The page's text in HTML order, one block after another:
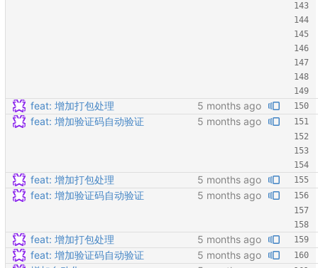
feat: 增加打包处理
feat: 增加验证码自动验证
feat: 增加打包处理
feat: 增加验证码自动验证
feat: 增加打包处理
feat: 增加验证码自动验证